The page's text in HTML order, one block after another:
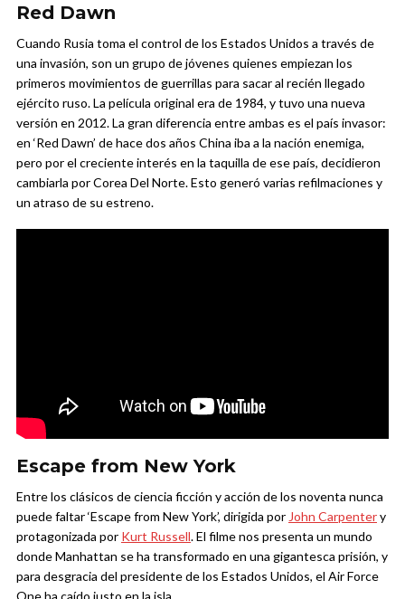
Red Dawn
Cuando Rusia toma el control de los Estados Unidos a través de
una invasión, son un grupo de jóvenes quienes empiezan los
primeros movimientos de guerrillas para sacar al recién llegado
ejército ruso. La película original era de 1984, y tuvo una nueva
versión en 2012. La gran diferencia entre ambas es el país invasor:
en ‘Red Dawn’ de hace dos años China iba a la nación enemiga,
pero por el creciente interés en la taquilla de ese país, decidieron
cambiarla por Corea Del Norte. Esto generó varias refilmaciones y
un atraso de su estreno.
Escape from New York
Entre los clásicos de ciencia ficción y acción de los noventa nunca
puede faltar ‘Escape from New York’, dirigida por John Carpentery
protagonizada por Kurt Russell. El filme nos presenta un mundo
donde Manhattan se ha transformado en una gigantesca prisión, y
para desgracia del presidente de los Estados Unidos, el Air Force